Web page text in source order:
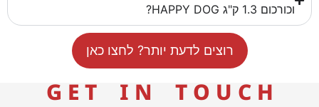
וכורכום 1.3 ק"ג HAPPY DOG?
רוצים לדעת יותר? לחצו כאן
G E T I N T O U C H